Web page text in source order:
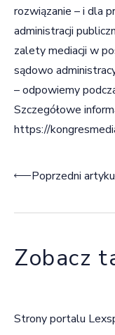
rozwiązanie – i dla
administracji
zalety mediacji w
sądowo
– odpowiemy
Szczegółowe
https://
Nawigacja
Poprzedni
Zobacz
Strony portalu